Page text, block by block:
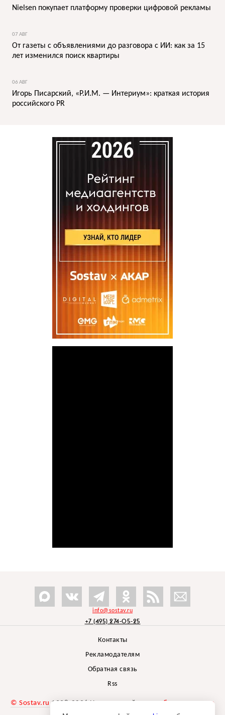
Nielsen покупает платформу проверки цифровой рекламы
07 АВГ
От газеты с объявлениями до разговора с ИИ: как за 15
лет изменился поиск квартиры
06 АВГ
Игорь Писарский, «Р.И.М. — Интериум»: краткая история
российского PR
info@sostav.ru
+7 (495) 274-05-25
Контакты
Рекламодателям
Обратная связь
Rss
© Sostav.ru 1998-2026 Независимый проектбрендингового
агентства Depot